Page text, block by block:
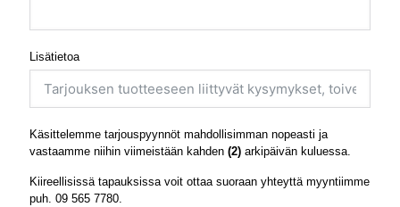
Lisätietoa
Käsittelemme tarjouspyynnöt mahdollisimman nopeasti ja
vastaamme niihin viimeistään kahden (2) arkipäivän kuluessa.
Kiireellisissä tapauksissa voit ottaa suoraan yhteyttä myyntiimme
puh. 09 565 7780